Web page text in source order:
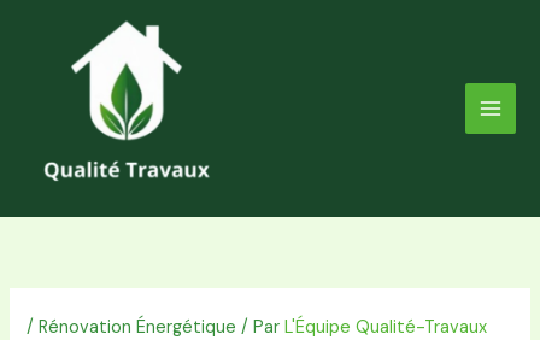
/Rénovation Énergétique / ParL'Équipe Qualité-Travaux